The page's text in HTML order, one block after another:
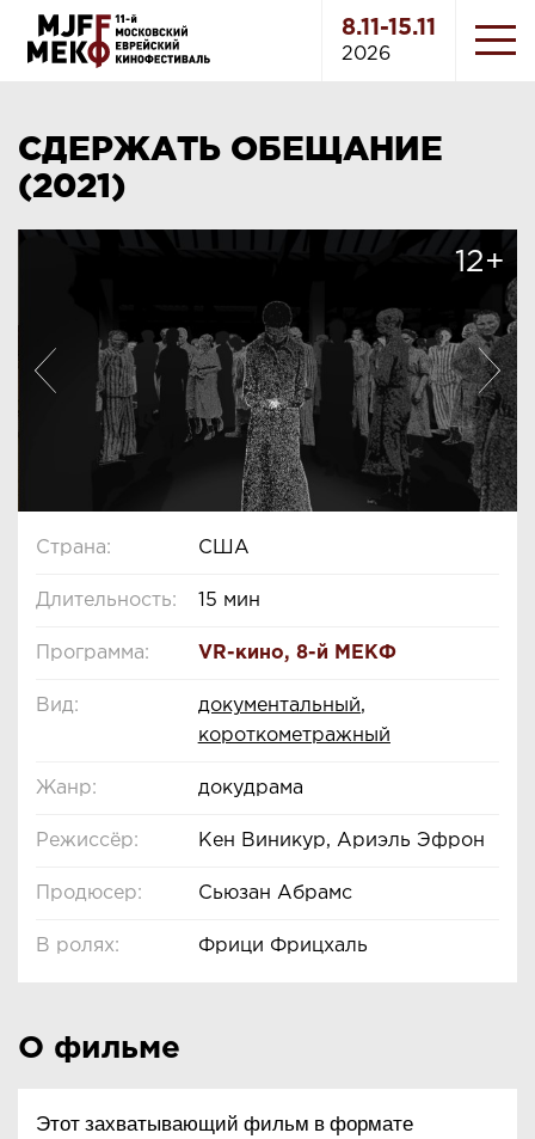
8.11-15.11
2026
СДЕРЖАТЬ ОБЕЩАНИЕ
(2021)
12+
Страна: США
Длительность: 15 мин
Программа: VR-кино, 8-й МЕКФ
Вид: документальный,
короткометражный
Жанр: докудрама
Режиссёр: Кен Виникур, Ариэль Эфрон
Продюсер: Сьюзан Абрамс
В ролях: Фрици Фрицхаль
О фильме
Этот захватывающий фильм в формате